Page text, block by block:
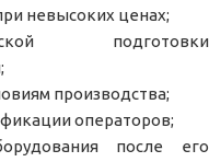
невысоких ценах;
подготовки
производства;
операторов;
после его